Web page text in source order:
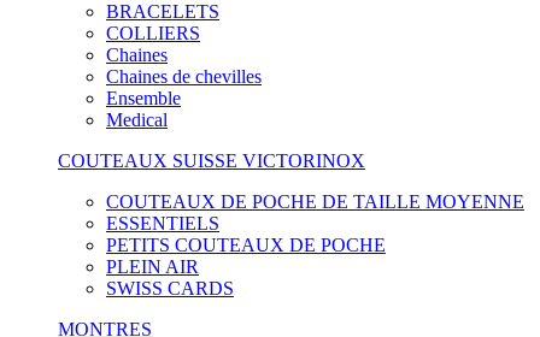
BRACELETS
COLLIERS
Chaines
Chaines de chevilles
Ensemble
Medical
COUTEAUX SUISSE VICTORINOX
COUTEAUX DE POCHE DE TAILLE MOYENNE
ESSENTIELS
PETITS COUTEAUX DE POCHE
PLEIN AIR
SWISS CARDS
MONTRES